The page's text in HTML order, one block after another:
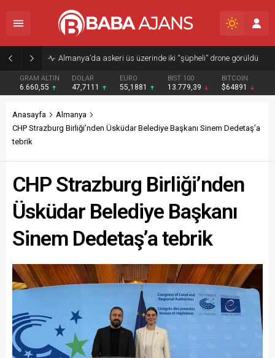
Almanya’da askeri üs üzerinde iki “şüpheli” drone görüldü
GRAM ALTIN
6.660,55
DOLAR
47,7111
EURO
55,1881
BIST 100
13.779,39
BITCOIN
$64891
Anasayfa
Almanya
CHP Strazburg Birliği’nden Üsküdar Belediye Başkanı Sinem Dedetaş’a
tebrik
CHP Strazburg Birliği’nden
Üsküdar Belediye Başkanı
Sinem Dedetaş’a tebrik